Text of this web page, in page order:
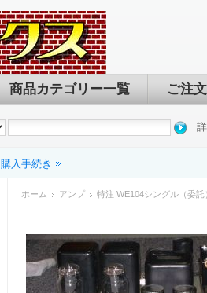
商品カテゴリー一覧 ご注
購入手続き
ホーム アンプ 特注 WE104シングル（委託